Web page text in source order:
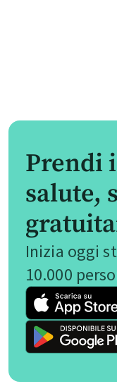
Prendi
salute,
Inizia oggi
10.000